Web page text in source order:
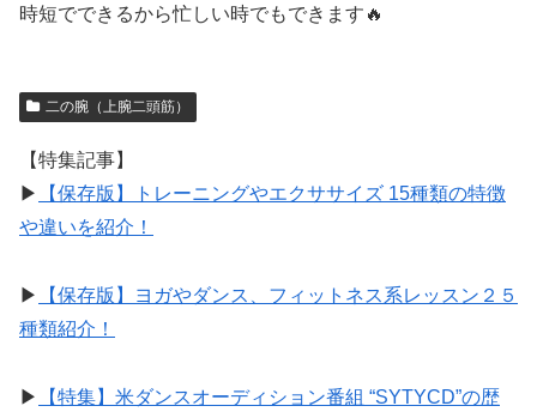
時短でできるから忙しい時でもできます🔥
二の腕（上腕二頭筋）
【特集記事】
▶︎
【保存版】トレーニングやエクササイズ 15種類の特徴
や違いを紹介！
▶︎
【保存版】ヨガやダンス、フィットネス系レッスン２５
種類紹介！
▶︎
【特集】米ダンスオーディション番組 “SYTYCD”の歴